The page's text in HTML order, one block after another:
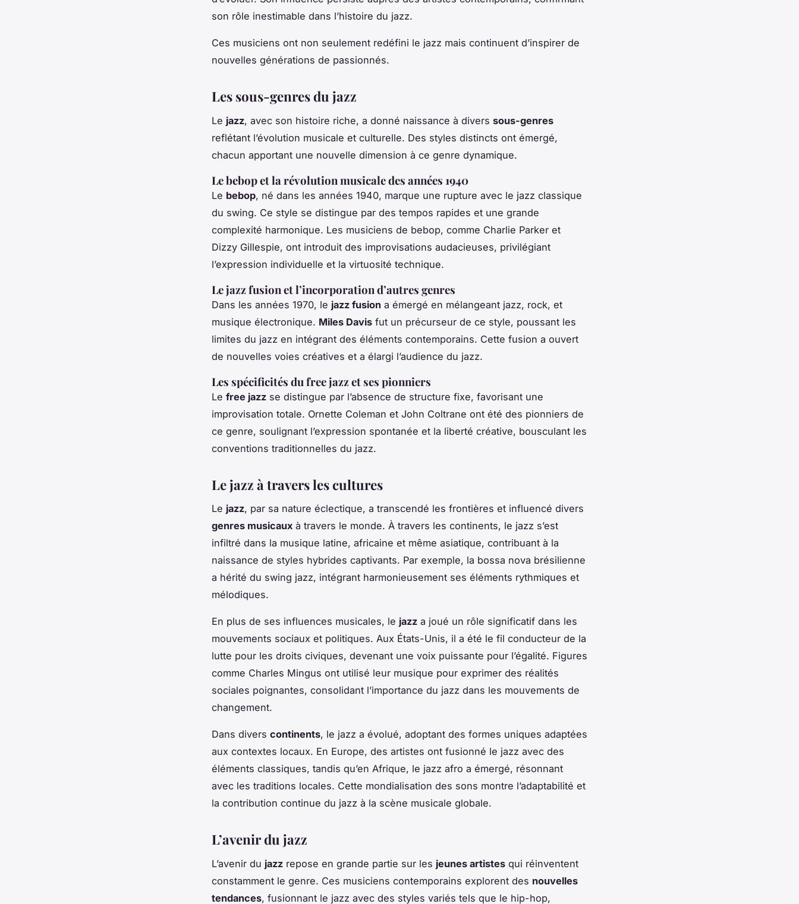
son rôle inestimable dans l’histoire du jazz.
Ces musiciens ont non seulement redéfini le jazz mais continuent d’inspirer de
nouvelles générations de passionnés.
Les sous-genres du jazz
Le jazz, avec son histoire riche, a donné naissance à divers sous-genres
reflétant l’évolution musicale et culturelle. Des styles distincts ont émergé,
chacun apportant une nouvelle dimension à ce genre dynamique.
Le bebop et la révolution musicale des années 1940
Le bebop, né dans les années 1940, marque une rupture avec le jazz classique
du swing. Ce style se distingue par des tempos rapides et une grande
complexité harmonique. Les musiciens de bebop, comme Charlie Parker et
Dizzy Gillespie, ont introduit des improvisations audacieuses, privilégiant
l’expression individuelle et la virtuosité technique.
Le jazz fusion et l’incorporation d’autres genres
Dans les années 1970, le jazz fusion a émergé en mélangeant jazz, rock, et
musique électronique. Miles Davis fut un précurseur de ce style, poussant les
limites du jazz en intégrant des éléments contemporains. Cette fusion a ouvert
de nouvelles voies créatives et a élargi l’audience du jazz.
Les spécificités du free jazz et ses pionniers
Le free jazz se distingue par l’absence de structure fixe, favorisant une
improvisation totale. Ornette Coleman et John Coltrane ont été des pionniers de
ce genre, soulignant l’expression spontanée et la liberté créative, bousculant les
conventions traditionnelles du jazz.
Le jazz à travers les cultures
Le jazz, par sa nature éclectique, a transcendé les frontières et influencé divers
genres musicaux à travers le monde. À travers les continents, le jazz s’est
infiltré dans la musique latine, africaine et même asiatique, contribuant à la
naissance de styles hybrides captivants. Par exemple, la bossa nova brésilienne
a hérité du swing jazz, intégrant harmonieusement ses éléments rythmiques et
mélodiques.
En plus de ses influences musicales, le jazz a joué un rôle significatif dans les
mouvements sociaux et politiques. Aux États-Unis, il a été le fil conducteur de la
lutte pour les droits civiques, devenant une voix puissante pour l’égalité. Figures
comme Charles Mingus ont utilisé leur musique pour exprimer des réalités
sociales poignantes, consolidant l’importance du jazz dans les mouvements de
changement.
Dans divers continents, le jazz a évolué, adoptant des formes uniques adaptées
aux contextes locaux. En Europe, des artistes ont fusionné le jazz avec des
éléments classiques, tandis qu’en Afrique, le jazz afro a émergé, résonnant
avec les traditions locales. Cette mondialisation des sons montre l’adaptabilité et
la contribution continue du jazz à la scène musicale globale.
L’avenir du jazz
L’avenir du jazz repose en grande partie sur les jeunes artistes qui réinventent
constamment le genre. Ces musiciens contemporains explorent des nouvelles
tendances, fusionnant le jazz avec des styles variés tels que le hip-hop,